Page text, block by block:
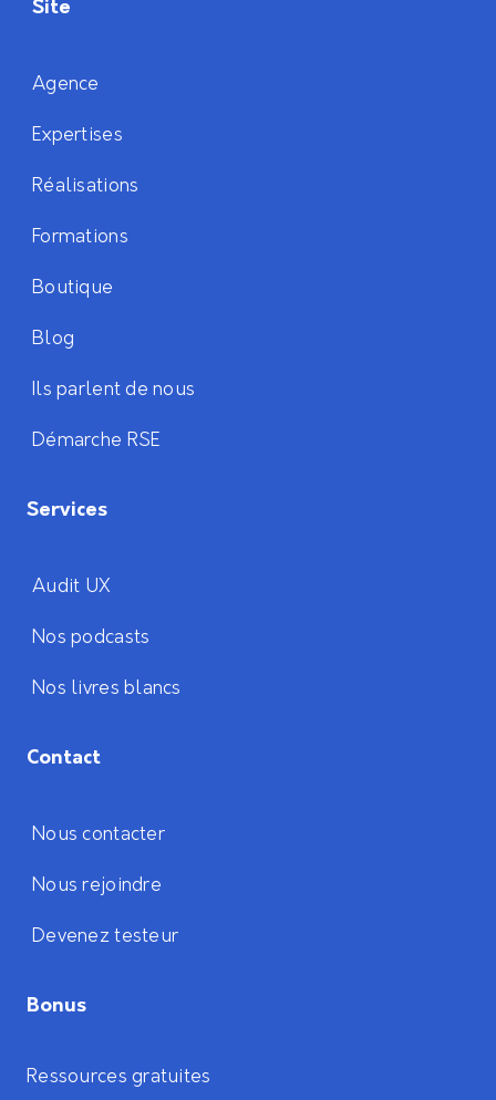
Site
Agence
Expertises
Réalisations
Formations
Boutique
Blog
Ils parlent de nous
Démarche RSE
Services
Audit UX
Nos podcasts
Nos livres blancs
Contact
Nous contacter
Nous rejoindre
Devenez testeur
Bonus
Ressources gratuites